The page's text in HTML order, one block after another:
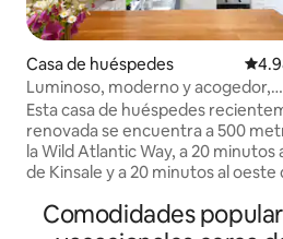
Casa de huéspedes
Luminoso, moderno y acogedor,
alojamiento con puerta privada
Esta casa de huéspedes
renovada se encuentra a 500
la Wild Atlantic Way, a 20 minutos
de Kinsale y a 20 minutos al oeste
de Cork. Esta zona cuenta con
playas, paseos por el bosque,
Comodidades